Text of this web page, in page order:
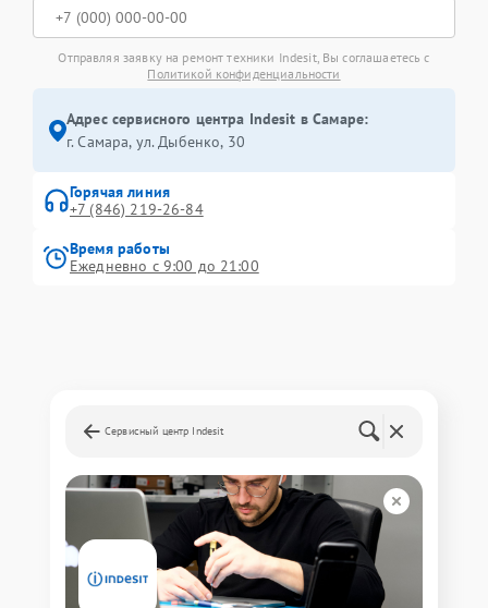
Отправляя заявку на ремонт техники Indesit, Вы соглашаетесь с
Политикой конфиденциальности
Адрес сервисного центра Indesit в Самаре:
г. Самара, ул. Дыбенко, 30
Горячая линия
+7 (846) 219-26-84
Время работы
Ежедневно с 9:00 до 21:00
Сервисный центр Indesit